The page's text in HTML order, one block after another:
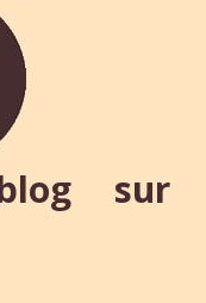
sur